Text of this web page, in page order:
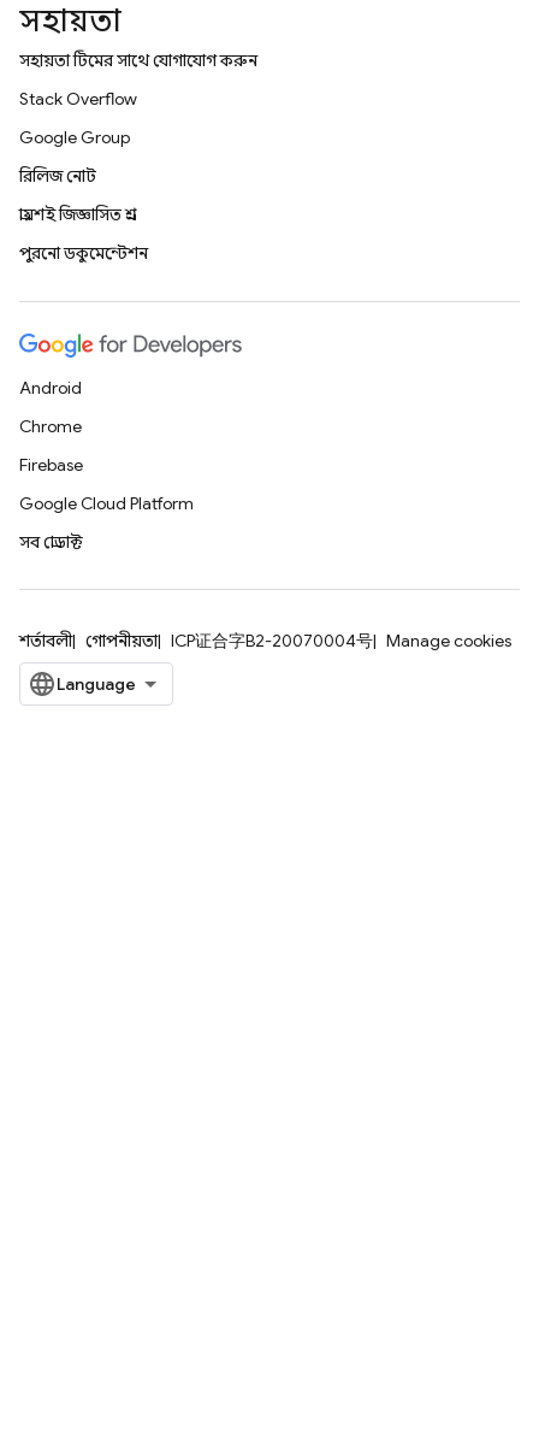
সহায়তা
সহায়তা টিমের সাথে যোগাযোগ করুন
Stack Overflow
Google Group
রিলিজ নোট
প্রায়শই জিজ্ঞাসিত প্রশ্ন
পুরনো ডকুমেন্টেশন
Android
Chrome
Firebase
Google Cloud Platform
সব প্রোডাক্ট
শর্তাবলী গোপনীয়তা ICP证合字B2-20070004号 Manage cookies